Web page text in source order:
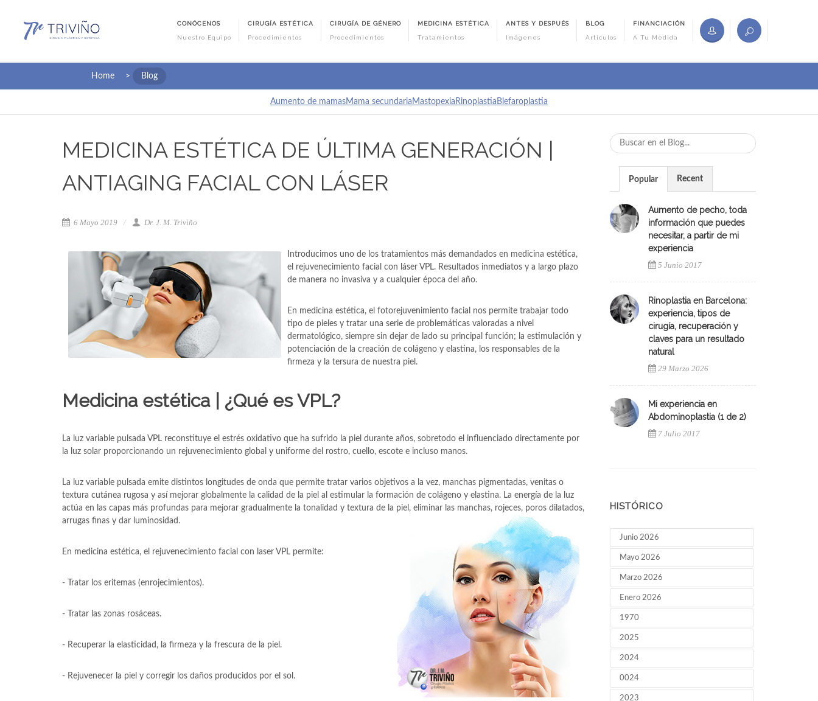
CONÓCENOS
Nuestro Equipo
CIRUGÍA ESTÉTICA
Procedimientos
CIRUGÍA DE GÉNERO
Procedimientos
MEDICINA ESTÉTICA
Tratamientos
ANTES Y DESPUÉS
Imágenes
BLOG
Artículos
FINANCIACIÓN
A Tu Medida
Home > Blog
Aumento de mamasMama secundaria Mastopexia Rinoplastia Blefaroplastia
MEDICINA ESTÉTICA DE ÚLTIMA GENERACIÓN |
ANTIAGING FACIAL CON LÁSER
6 Mayo 2019 Dr. J. M. Triviño
Introducimos uno de los tratamientos más demandados en medicina estética,
el rejuvenecimiento facial con láser VPL. Resultados inmediatos y a largo plazo
de manera no invasiva y a cualquier época del año.
En medicina estética, el fotorejuvenimiento facial nos permite trabajar todo
tipo de pieles y tratar una serie de problemáticas valoradas a nivel
dermatológico, siempre sin dejar de lado su principal función; la estimulación y
potenciación de la creación de colágeno y elastina, los responsables de la
firmeza y la tersura de nuestra piel.
Medicina estética | ¿Qué es VPL?
La luz variable pulsada VPL reconstituye el estrés oxidativo que ha sufrido la piel durante años, sobretodo el influenciado directamente por
la luz solar proporcionando un rejuvenecimiento global y uniforme del rostro, cuello, escote e incluso manos.
La luz variable pulsada emite distintos longitudes de onda que permite tratar varios objetivos a la vez, manchas pigmentadas, venitas o
textura cutánea rugosa y así mejorar globalmente la calidad de la piel al estimular la formación de colágeno y elastina. La energía de la luz
actúa en las capas más profundas para mejorar gradualmente la tonalidad y textura de la piel, eliminar las manchas, rojeces, poros dilatados,
arrugas finas y dar luminosidad.
En medicina estética, el rejuvenecimiento facial con laser VPL permite:
- Tratar los eritemas (enrojecimientos).
- Tratar las zonas rosáceas.
- Recuperar la elasticidad, la firmeza y la frescura de la piel.
- Rejuvenecer la piel y corregir los daños producidos por el sol.
Popular Recent
Aumento de pecho, toda
información que puedes
necesitar, a partir de mi
experiencia
5 Junio 2017
Rinoplastia en Barcelona:
experiencia, tipos de
cirugía, recuperación y
claves para un resultado
natural
29 Marzo 2026
Mi experiencia en
Abdominoplastia (1 de 2)
7 Julio 2017
HISTÓRICO
Junio 2026
Mayo 2026
Marzo 2026
Enero 2026
1970
2025
2024
0024
2023